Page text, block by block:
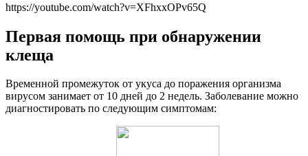
https://youtube.com/watch?v=XFhxxOPv65Q
Первая помощь при обнаружении
клеща
Временной промежуток от укуса до поражения организма
вирусом занимает от 10 дней до 2 недель. Заболевание можно
диагностировать по следующим симптомам: